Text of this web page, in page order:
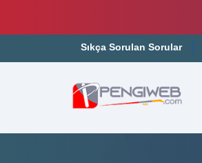
Sıkça Sorulan Sorular